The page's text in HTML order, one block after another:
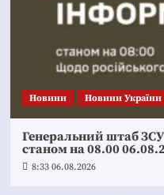
Новини Новини України
Генеральний штаб
станом на 08.00
8:33 06.08.2026